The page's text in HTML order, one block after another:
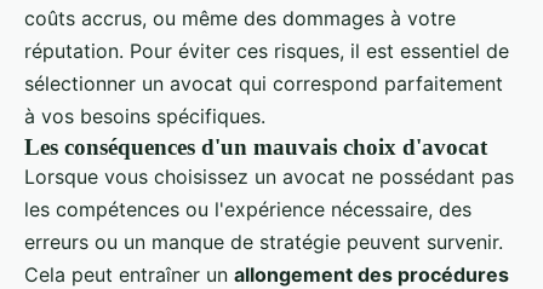
coûts accrus, ou même des dommages à votre
réputation. Pour éviter ces risques, il est essentiel de
sélectionner un avocat qui correspond parfaitement
à vos besoins spécifiques.
Les conséquences d'un mauvais choix d'avocat
Lorsque vous choisissez un avocat ne possédant pas
les compétences ou l'expérience nécessaire, des
erreurs ou un manque de stratégie peuvent survenir.
Cela peut entraîner un allongement des procédures